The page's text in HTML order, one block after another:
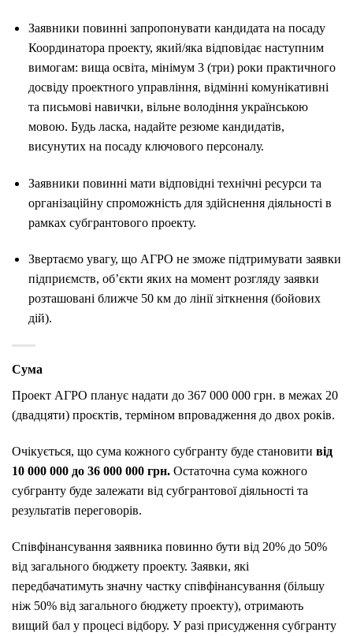
Заявники повинні запропонувати кандидата на посаду
Координатора проекту, який/яка відповідає наступним
вимогам: вища освіта, мінімум 3 (три) роки практичного
досвіду проектного управління, відмінні комунікативні
та письмові навички, вільне володіння українською
мовою. Будь ласка, надайте резюме кандидатів,
висунутих на посаду ключового персоналу.
Заявники повинні мати відповідні технічні ресурси та
організаційну спроможність для здійснення діяльності в
рамках субгрантового проекту.
Звертаємо увагу, що АГРО не зможе підтримувати заявки
підприємств, об’єкти яких на момент розгляду заявки
розташовані ближче 50 км до лінії зіткнення (бойових
дій).
Сума
Проект АГРО планує надати до 367 000 000 грн. в межах 20
(двадцяти) проєктів, терміном впровадження до двох років.
Очікується, що сума кожного субгранту буде становити від
10 000 000 до 36 000 000 грн. Остаточна сума кожного
субгранту буде залежати від субгрантової діяльності та
результатів переговорів.
Співфінансування заявника повинно бути від 20% до 50%
від загального бюджету проекту. Заявки, які
передбачатимуть значну частку співфінансування (більшу
ніж 50% від загального бюджету проекту), отримають
вищий бал у процесі відбору. У разі присудження субгранту